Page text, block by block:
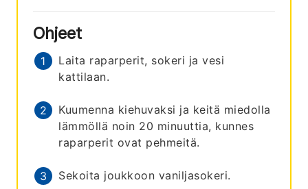
Ohjeet
Laita raparperit, sokeri ja vesi
kattilaan.
Kuumenna kiehuvaksi ja keitä miedolla
lämmöllä noin 20 minuuttia, kunnes
raparperit ovat pehmeitä.
Sekoita joukkoon vaniljasokeri.